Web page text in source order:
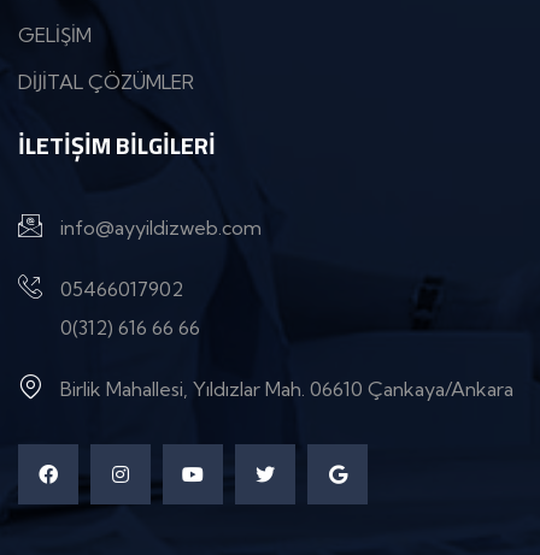
GELİŞİM
DİJİTAL ÇÖZÜMLER
İLETIŞIM BILGILERI
info@ayyildizweb.com
05466017902
0(312) 616 66 66
Birlik Mahallesi, Yıldızlar Mah. 06610 Çankaya/Ankara